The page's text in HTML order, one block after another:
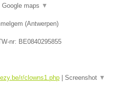
Google maps ▼
(Antwerpen)
nr: BE0840295855
r/clowns1.php Screenshot ▼